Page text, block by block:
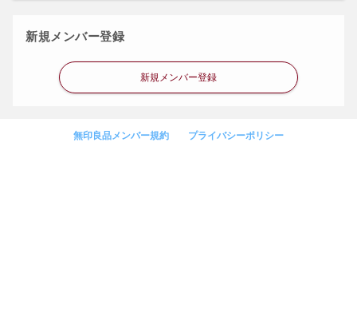
新規メンバー登録
新規メンバー登録
無印良品メンバー規約 プライバシーポリシー